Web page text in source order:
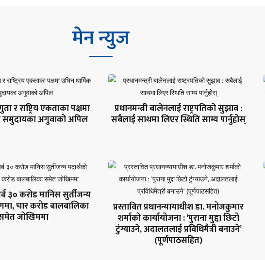
मेन न्युज
र राष्ट्रिय एकताका पक्षमा
समुदायका अगुवाको अपिल
प्रधानमन्त्री बालेनलाई राष्ट्रपतिको सुझाव :
सबैलाई साथमा लिएर स्थिति साम्य पार्नुहोस्
३० करोड मानिस सुर्तीजन्य
चार करोड बालबालिका
जोखिममा
प्रस्तावित प्रधानन्यायाधीश डा. मनोजकुमार
शर्माको कार्यायोजना : ‘पुराना मुद्दा छिटो
टुंग्याउने, अदालतलाई प्रविधिमैत्री बनाउने’
(पूर्णपाठसहित)